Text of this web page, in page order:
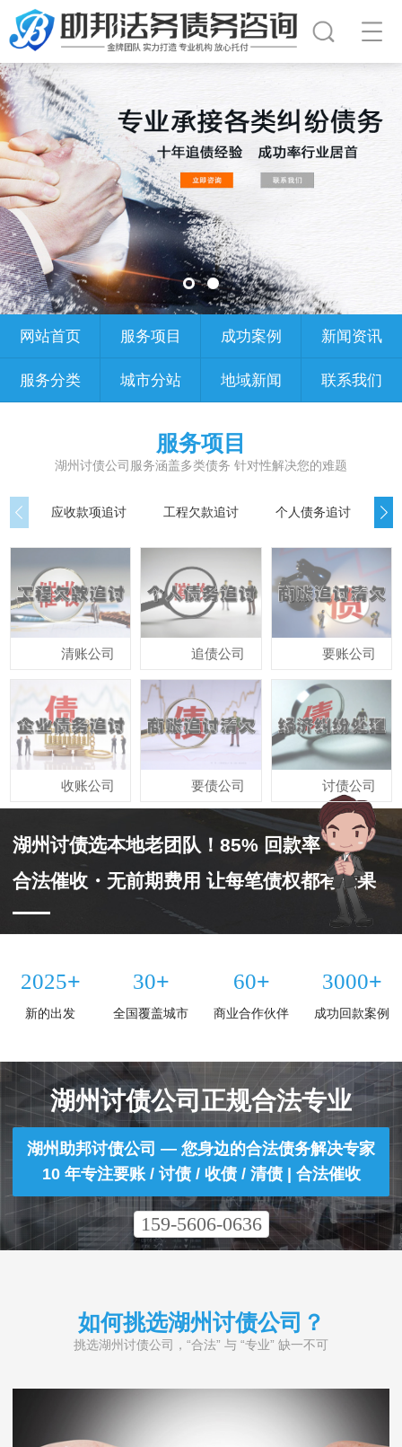
网站首页 服务项目 成功案例 新闻资讯
服务分类 城市分站 地域新闻 联系我们
服务项目
湖州讨债公司服务涵盖多类债务 针对性解决您的难题
应收款项追讨 工程欠款追讨 个人债务追讨
清账公司
收账公司
追债公司
要债公司
要账公司
讨债公司
湖州讨债选本地老团队！85% 回款率
合法催收・无前期费用 让每笔债权都有结果
2025+
新的出发
30+
全国覆盖城市
60+
商业合作伙伴
3000+
成功回款案例
湖州讨债公司正规合法专业
湖州助邦讨债公司 — 您身边的合法债务解决专家
10 年专注要账 / 讨债 / 收债 / 清债 | 合法催收
159-5606-0636
如何挑选湖州讨债公司？
挑选湖州讨债公司，“合法” 与 “专业” 缺一不可